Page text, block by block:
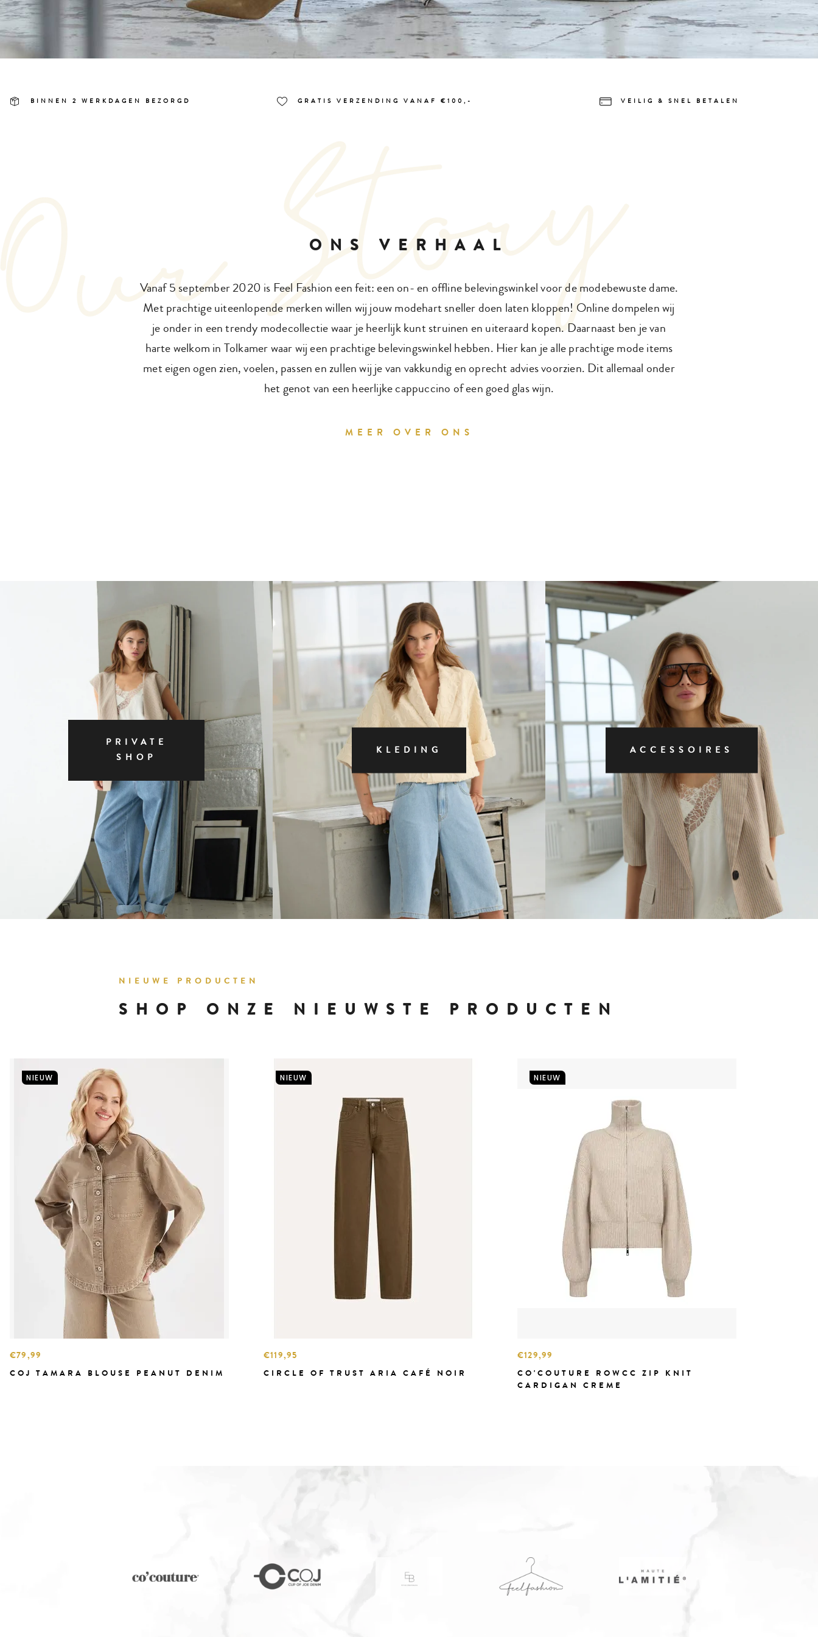
BINNEN 2 WERKDAGEN BEZORGD GRATIS VERZENDING VANAF €100,- VEILIG & SNEL BETALEN
ONS VERHAAL
Vanaf 5 september 2020 is Feel Fashion een feit: een on- en offline belevingswinkel voor de modebewuste dame.
Met prachtige uiteenlopende merken willen wij jouw modehart sneller doen laten kloppen! Online dompelen wij
je onder in een trendy modecollectie waar je heerlijk kunt struinen en uiteraard kopen. Daarnaast ben je van
harte welkom in Tolkamer waar wij een prachtige belevingswinkel hebben. Hier kan je alle prachtige mode items
met eigen ogen zien, voelen, passen en zullen wij je van vakkundig en oprecht advies voorzien. Dit allemaal onder
het genot van een heerlijke cappuccino of een goed glas wijn.
MEER OVER ONS
PRIVATE
SHOP
KLEDING ACCESSOIRES
NIEUWE PRODUCTEN
SHOP ONZE NIEUWSTE PRODUCTEN
NIEUW
€79,99
COJ TAMARA BLOUSE PEANUT DENIM
NIEUW
€119,95
CIRCLE OF TRUST ARIA CAFÉ NOIR
NIEUW
€129,99
CO'COUTURE ROWCC ZIP KNIT
CARDIGAN CREME